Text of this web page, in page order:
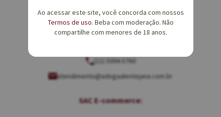
vendas@adegaalentejana.com.br
(11) 5094-5760
atendimento@adegaalentejana.com.br
SAC E-commerce:
Ao acessar este site, você concorda com nossos
Termos de uso. Beba com moderação. Não
compartilhe com menores de 18 anos.